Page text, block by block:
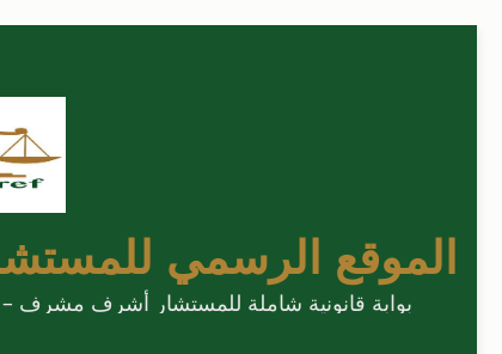
الموقع الرسمي
بوابة قانونية شاملة للمستشار أشرف مشرف –